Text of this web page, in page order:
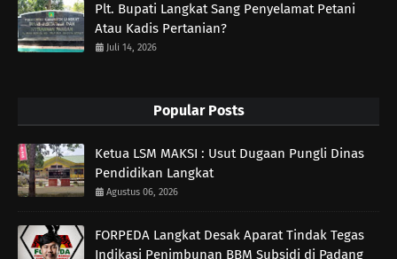
Plt. Bupati Langkat Sang Penyelamat Petani
Atau Kadis Pertanian?
Juli 14, 2026
Popular Posts
Ketua LSM MAKSI : Usut Dugaan Pungli Dinas
Pendidikan Langkat
Agustus 06, 2026
FORPEDA Langkat Desak Aparat Tindak Tegas
Indikasi Penimbunan BBM Subsidi di Padang